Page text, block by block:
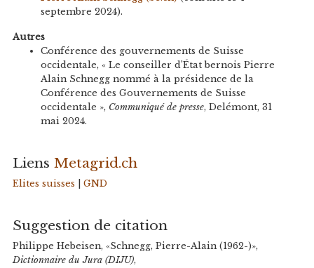
septembre 2024).
Autres
Conférence des gouvernements de Suisse
occidentale, « Le conseiller d’État bernois Pierre
Alain Schnegg nommé à la présidence de la
Conférence des Gouvernements de Suisse
occidentale », Communiqué de presse, Delémont, 31
mai 2024.
Liens Metagrid.ch
Elites suisses GND
Suggestion de citation
Philippe Hebeisen, «Schnegg, Pierre-Alain (1962-)»,
Dictionnaire du Jura (DIJU),